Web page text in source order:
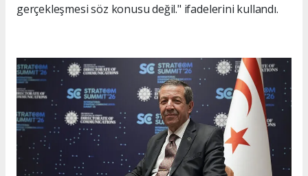
gerçekleşmesi söz konusu değil." ifadelerini kullandı.